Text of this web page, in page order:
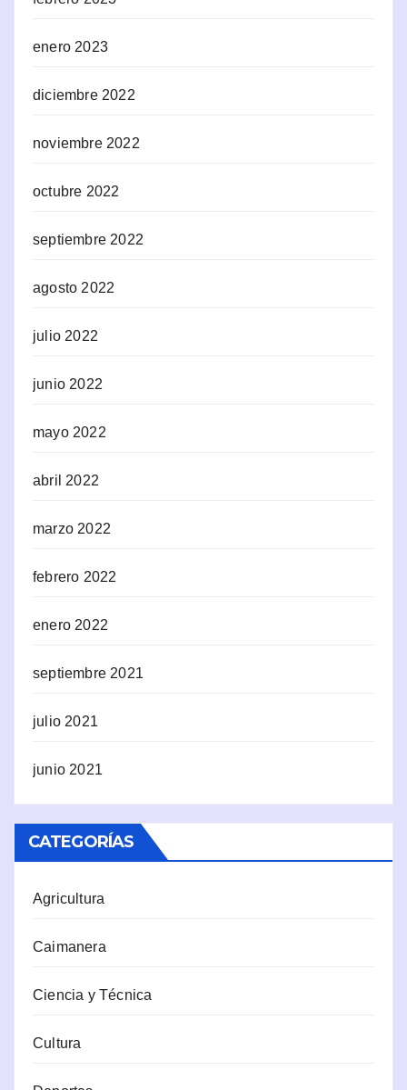
enero 2023
diciembre 2022
noviembre 2022
octubre 2022
septiembre 2022
agosto 2022
julio 2022
junio 2022
mayo 2022
abril 2022
marzo 2022
febrero 2022
enero 2022
septiembre 2021
julio 2021
junio 2021
CATEGORÍAS
Agricultura
Caimanera
Ciencia y Técnica
Cultura